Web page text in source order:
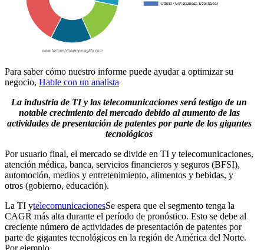
Para saber cómo nuestro informe puede ayudar a optimizar su
negocio, Hable con un analista
La industria de TI y las telecomunicaciones será testigo de un
notable crecimiento del mercado debido al aumento de las
actividades de presentación de patentes por parte de los gigantes
tecnológicos
Por usuario final, el mercado se divide en TI y telecomunicaciones,
atención médica, banca, servicios financieros y seguros (BFSI),
automoción, medios y entretenimiento, alimentos y bebidas, y
otros (gobierno, educación).
La TI ytelecomunicacionesSe espera que el segmento tenga la
CAGR más alta durante el período de pronóstico. Esto se debe al
creciente número de actividades de presentación de patentes por
parte de gigantes tecnológicos en la región de América del Norte.
Por ejemplo,